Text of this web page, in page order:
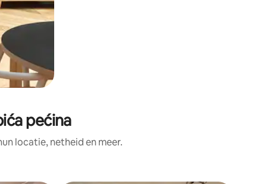
pećina
locatie, netheid en meer.